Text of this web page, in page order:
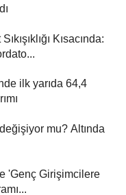
Kısacında:
ilk yarıda 64,4
mu? Altında
'Genç Girişimcilere